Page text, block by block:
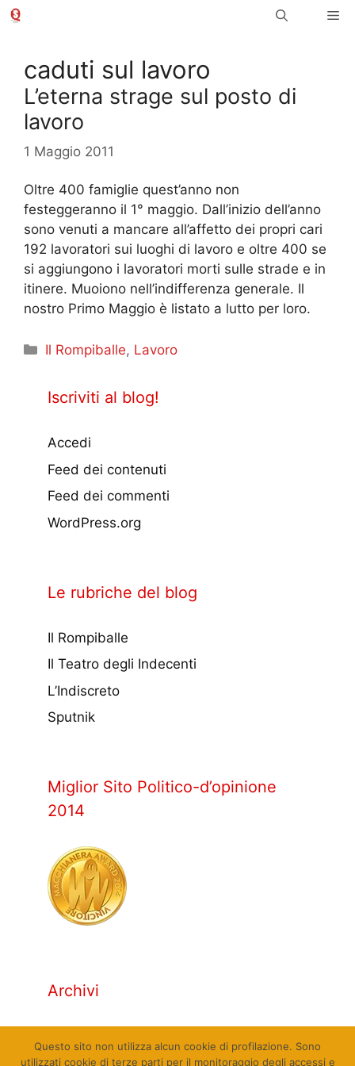
Vai
caduti sul lavoro
L’eterna strage sul posto di
lavoro
1 Maggio 2011
Oltre 400 famiglie quest’anno non
festeggeranno il 1° maggio. Dall’inizio dell’anno
sono venuti a mancare all’affetto dei propri cari
192 lavoratori sui luoghi di lavoro e oltre 400 se
si aggiungono i lavoratori morti sulle strade e in
itinere. Muoiono nell’indifferenza generale. Il
nostro Primo Maggio è listato a lutto per loro.
Categorie
Il Rompiballe, Lavoro
Iscriviti al blog!
Accedi
Feed dei contenuti
Feed dei commenti
WordPress.org
Le rubriche del blog
Il Rompiballe
Il Teatro degli Indecenti
L’Indiscreto
Sputnik
Miglior Sito Politico-d’opinione
2014
Archivi
Questo sito non utilizza alcun cookie di profilazione. Sono
utilizzati cookie di terze parti per il monitoraggio degli accessi e